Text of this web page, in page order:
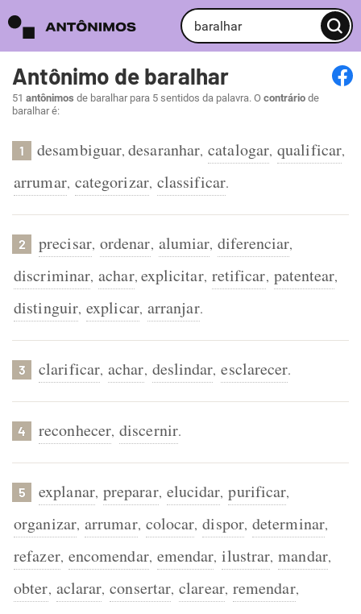
Antônimo de baralhar
51 antônimos de baralhar para 5 sentidos da palavra. O contrário de
baralhar é:
1 desambiguar,desaranhar, catalogar, qualificar,
arrumar, categorizar, classificar.
2 precisar, ordenar, alumiar, diferenciar,
discriminar, achar, explicitar, retificar, patentear,
distinguir, explicar, arranjar.
3 clarificar, achar, deslindar, esclarecer.
4 reconhecer, discernir.
5 explanar, preparar, elucidar, purificar,
organizar, arrumar, colocar, dispor, determinar,
refazer, encomendar, emendar, ilustrar, mandar,
obter, aclarar, consertar, clarear, remendar,